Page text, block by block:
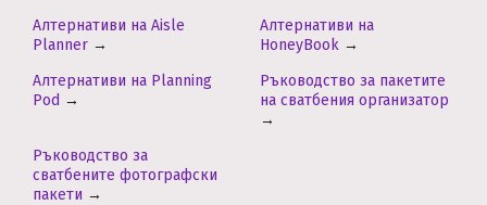
Алтернативи на Aisle
Planner →
Алтернативи на
HoneyBook →
Алтернативи на Planning
Pod →
Ръководство за пакетите
на сватбения организатор
→
Ръководство за
сватбените фотографски
пакети →